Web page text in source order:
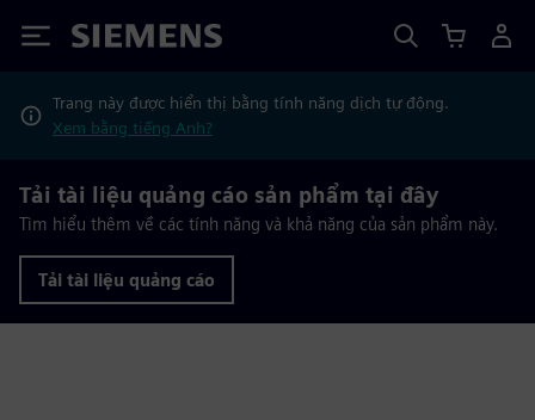
Siemens
Trang này được hiển thị bằng tính năng dịch tự động.
Xem bằng tiếng Anh?
Tải tài liệu quảng cáo sản phẩm tại đây
Tìm hiểu thêm về các tính năng và khả năng của sản phẩm này.
Tải tài liệu quảng cáo